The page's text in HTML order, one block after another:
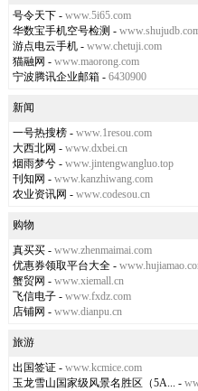
号令天下 - www.5i65.com
华数宝手机空号检测 -
游点电云手机 - www.chetuji.com
猫融网 - www.maorong.com
宁波腾讯企业邮箱 - 6430900
新闻
一号热搜榜 - www.1resou.com
大西北网 - www.dxbei.cn
烟雨梦兮 - www.jintengwangluo.top
刊知网 - www.kanzhiwang.com
农业资讯网 - www.codesou.cn
购物
真买买 - www.zhenmaimai.com
优惠券领取平台大全 -
蟹贸网 - www.xiemall.cn
飞信电子 - www.fxdz.com
店铺网 - www.dianpu.cn
旅游
出国签证 - www.kcmice.com
玉龙雪山国家级风景名胜区（5A... -